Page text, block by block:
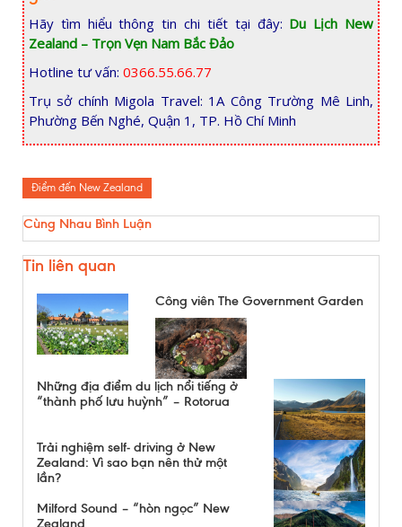
Hãy tìm hiểu thông tin chi tiết tại đây: Du Lịch New
Zealand – Trọn Vẹn Nam Bắc Đảo
Hotline tư vấn: 0366.55.66.77
Trụ sở chính Migola Travel: 1A Công Trường Mê Linh,
Phường Bến Nghé, Quận 1, TP. Hồ Chí Minh
Điểm đến New Zealand
Cùng Nhau Bình Luận
Tin liên quan
Công viên The Government Garden
Những địa điểm du lịch nổi tiếng ở
“thành phố lưu huỳnh” – Rotorua
Trải nghiệm self- driving ở New
Zealand: Vì sao bạn nên thử một
lần?
Milford Sound – “hòn ngọc” New
Zealand